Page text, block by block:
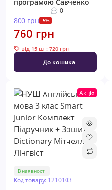
програмою Савченко
0
800 грн -5%
760 грн
від 15 шт: 720 грн
До кошика
Акція
В наявності
Код товару: 1210103